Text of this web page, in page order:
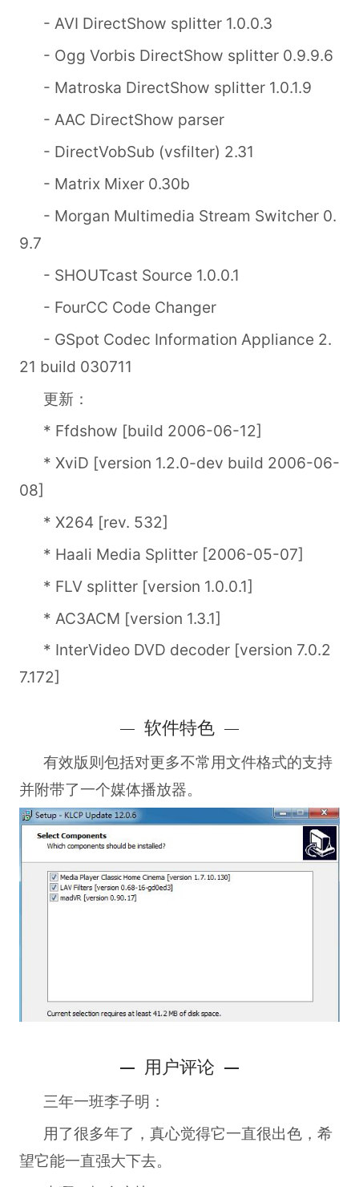
- AVI DirectShow splitter 1.0.0.3
- Ogg Vorbis DirectShow splitter 0.9.9.6
- Matroska DirectShow splitter 1.0.1.9
- AAC DirectShow parser
- DirectVobSub (vsfilter) 2.31
- Matrix Mixer 0.30b
- Morgan Multimedia Stream Switcher 0.
9.7
- SHOUTcast Source 1.0.0.1
- FourCC Code Changer
- GSpot Codec Information Appliance 2.
21 build 030711
更新：
* Ffdshow [build 2006-06-12]
* XviD [version 1.2.0-dev build 2006-06-
08]
* X264 [rev. 532]
* Haali Media Splitter [2006-05-07]
* FLV splitter [version 1.0.0.1]
* AC3ACM [version 1.3.1]
* InterVideo DVD decoder [version 7.0.2
7.172]
软件特色
有效版则包括对更多不常用文件格式的支持
并附带了一个媒体播放器。
用户评论
三年一班李子明：
用了很多年了，真心觉得它一直很出色，希
望它能一直强大下去。